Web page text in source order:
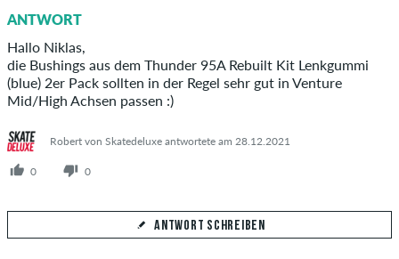
ANTWORT
Hallo Niklas,
die Bushings aus dem Thunder 95A Rebuilt Kit Lenkgummi
(blue) 2er Pack sollten in der Regel sehr gut in Venture
Mid/High Achsen passen :)
Robert von Skatedeluxe antwortete am 28.12.2021
0 0
ANTWORT SCHREIBEN
Deine Antwort